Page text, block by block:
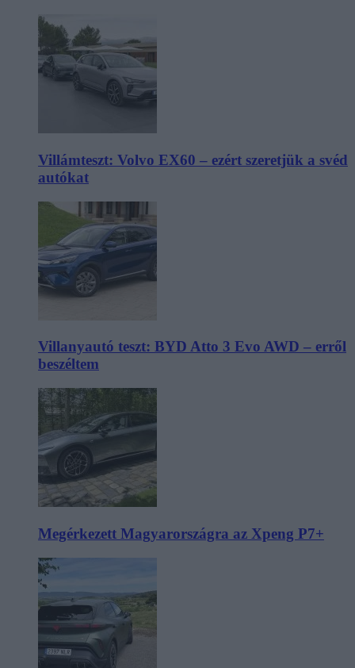
Villámteszt: Volvo EX60 – ezért szeretjük a svéd
autókat
Villanyautó teszt: BYD Atto 3 Evo AWD – erről
beszéltem
Megérkezett Magyarországra az Xpeng P7+